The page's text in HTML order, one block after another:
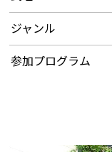
ジャンル
参加プログラム